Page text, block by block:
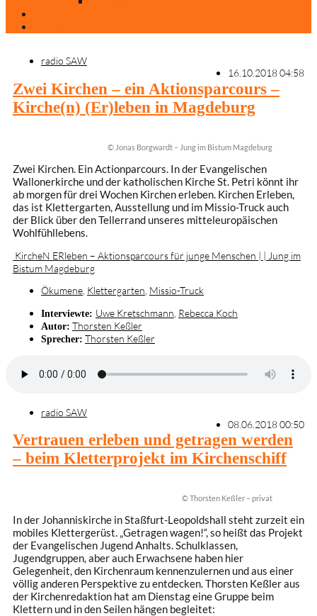
radio SAW
16.10.2018 04:58
Zwei Kirchen – ein Aktionsparcours –
Kirche(n) (Er)leben in Magdeburg
© Jonas Borgwardt – Jung im Bistum Magdeburg
Zwei Kirchen. Ein Actionparcours. In der Evangelischen
Wallonerkirche und der katholischen Kirche St. Petri könnt ihr
ab morgen für drei Wochen Kirchen erleben. Kirchen Erleben,
das ist Klettergarten, Ausstellung und im Missio-Truck auch
der Blick über den Tellerrand unseres mitteleuropäischen
Wohlfühllebens.
KircheN ERleben – Aktionsparcours für junge Menschen | | Jung im
Bistum Magdeburg
Ökumene Klettergarten Missio-Truck
Interviewte: Uwe Kretschmann Rebecca Koch
Autor: Thorsten Keßler
Sprecher: Thorsten Keßler
radio SAW
08.06.2018 00:50
Vertrauen erleben und getragen werden
– beim Kletterprojekt im Kirchenschiff
© Thorsten Keßler – privat
In der Johanniskirche in Staßfurt-Leopoldshall steht zurzeit ein
mobiles Klettergerüst. „Getragen wagen!“, so heißt das Projekt
der Evangelischen Jugend Anhalts. Schulklassen,
Jugendgruppen, aber auch Erwachsene haben hier
Gelegenheit, den Kirchenraum kennenzulernen und aus einer
völlig anderen Perspektive zu entdecken. Thorsten Keßler aus
der Kirchenredaktion hat am Dienstag eine Gruppe beim
Klettern und in den Seilen hängen begleitet: